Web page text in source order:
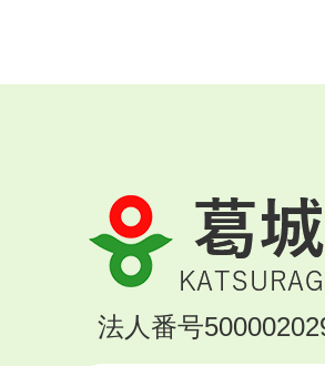
葛
城
市
KATSURAGI
法人番号